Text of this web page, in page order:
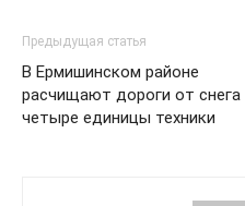
Предыдущая статья
В Ермишинском районе
расчищают дороги от снега
четыре единицы техники